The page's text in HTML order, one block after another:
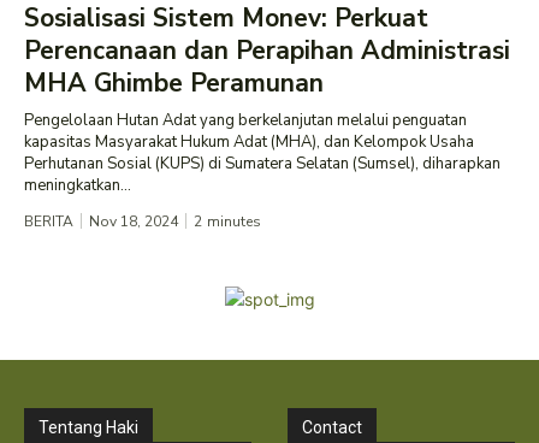
Sosialisasi Sistem Monev: Perkuat
Perencanaan dan Perapihan Administrasi
MHA Ghimbe Peramunan
Pengelolaan Hutan Adat yang berkelanjutan melalui penguatan
kapasitas Masyarakat Hukum Adat (MHA), dan Kelompok Usaha
Perhutanan Sosial (KUPS) di Sumatera Selatan (Sumsel), diharapkan
meningkatkan...
BERITA Nov 18, 2024 2 minutes
Tentang Haki Contact